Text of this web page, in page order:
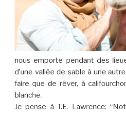
nous emporte pendant des
d’une vallée de sable à une
faire que de rêver, à
blanche.
Je pense à T.E. Lawrence;